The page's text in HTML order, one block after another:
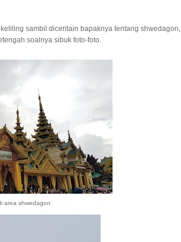
sambil diceritain bapaknya tentang shwedagon,
soalnya sibuk foto-foto.
area shwedagon